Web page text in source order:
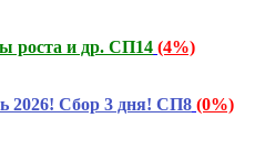
роста и др. СП14 (4%)
2026! Сбор 3 дня! СП8 (0%)